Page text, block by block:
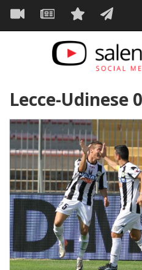
Salta
contenuto
Navigazione
principale
Lecce-Udinese